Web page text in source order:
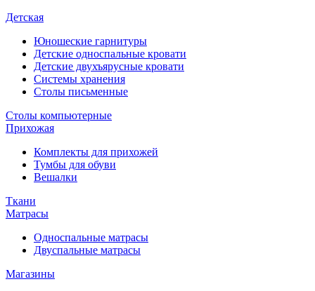
Детская
Юношеские гарнитуры
Детские односпальные кровати
Детские двухъярусные кровати
Системы хранения
Столы письменные
Столы компьютерные
Прихожая
Комплекты для прихожей
Тумбы для обуви
Вешалки
Ткани
Матрасы
Односпальные матрасы
Двуспальные матрасы
Магазины